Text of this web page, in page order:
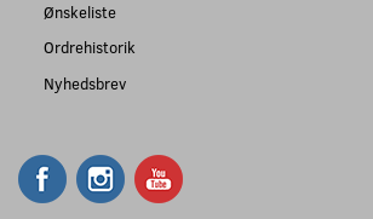
Ønskeliste
Ordrehistorik
Nyhedsbrev